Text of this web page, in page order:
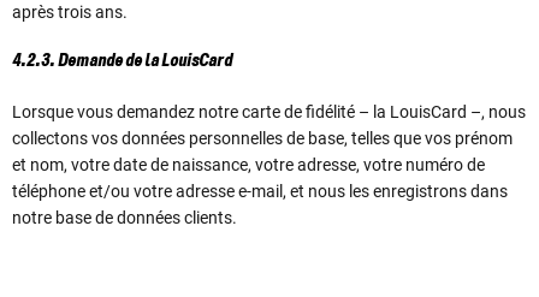
après trois ans.
4.2.3. Demande de la LouisCard
Lorsque vous demandez notre carte de fidélité – la LouisCard –, nous
collectons vos données personnelles de base, telles que vos prénom
et nom, votre date de naissance, votre adresse, votre numéro de
téléphone et/ou votre adresse e-mail, et nous les enregistrons dans
notre base de données clients.